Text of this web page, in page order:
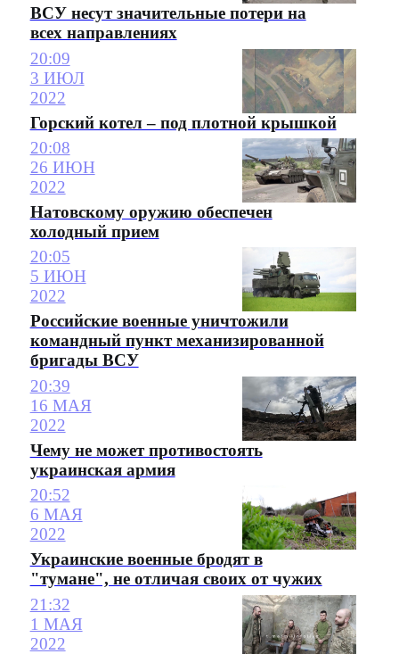
ВСУ несут значительные потери на
всех направлениях
20:09
3 ИЮЛ
2022
Горский котел – под плотной крышкой
20:08
26 ИЮН
2022
Натовскому оружию обеспечен
холодный прием
20:05
5 ИЮН
2022
Российские военные уничтожили
командный пункт механизированной
бригады ВСУ
20:39
16 МАЯ
2022
Чему не может противостоять
украинская армия
20:52
6 МАЯ
2022
Украинские военные бродят в
"тумане", не отличая своих от чужих
21:32
1 МАЯ
2022